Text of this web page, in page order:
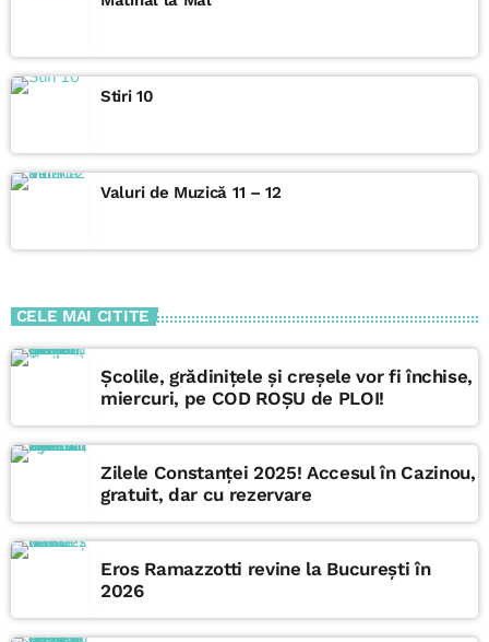
Stiri 10
Valuri de Muzică 11 – 12
CELE MAI CITITE
Școlile, grădinițele și creșele vor fi închise,
miercuri, pe COD ROȘU de PLOI!
Zilele Constanței 2025! Accesul în Cazinou,
gratuit, dar cu rezervare
Eros Ramazzotti revine la București în
2026